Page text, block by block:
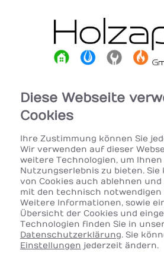
Heizen mit
Diese Webseite
Cookies
Ihre Zustimmung können Sie
Wir verwenden auf dieser
weitere Technologien, um
Nutzungserlebnis zu bieten. Sie
von Cookies auch ablehnen
mit den technisch notwendigen
Weitere Informationen, sowie
Übersicht der Cookies und
Technologien finden Sie in
Datenschutzerklärung. Sie
Einstellungen jederzeit ändern.